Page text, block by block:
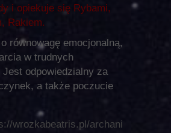
wrozkabeatris.pl/archani
i opiekuje się Rybami,
Rakiem.
równowagę emocjonalną,
w trudnych
odpowiedzialny za
a także poczucie